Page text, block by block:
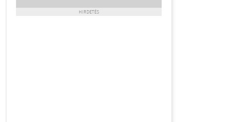
HIRDETÉS